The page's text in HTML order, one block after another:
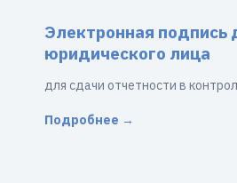
Электронная подпись
юридического лица
для сдачи отчетности в
Подробнее →